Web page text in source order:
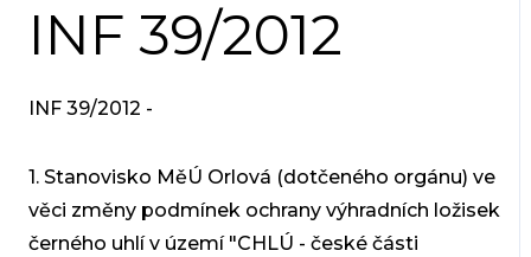
INF 39/2012
INF 39/2012 -
1. Stanovisko MěÚ Orlová (dotčeného orgánu) ve
věci změny podmínek ochrany výhradních ložisek
černého uhlí v území "CHLÚ - české části